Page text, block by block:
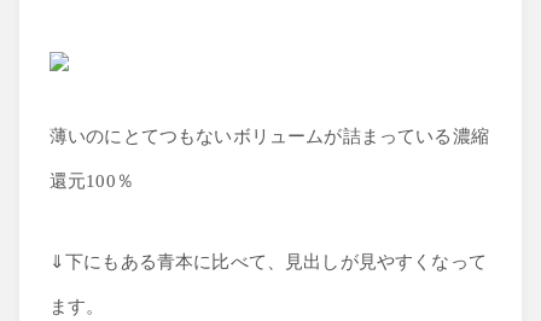
薄いのにとてつもないボリュームが詰まっている濃縮
還元100％
⇓下にもある青本に比べて、見出しが見やすくなって
ます。